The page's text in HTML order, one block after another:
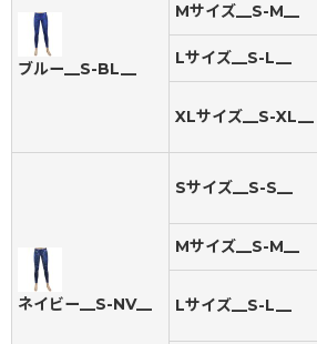
ブルー__S-BL__
Mサイズ__S-M__
Lサイズ__S-L__
XLサイズ__S-XL__
ネイビー__S-NV__
Sサイズ__S-S__
Mサイズ__S-M__
Lサイズ__S-L__